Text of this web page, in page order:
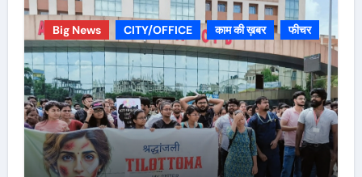
Big News CITY/OFFICE काम की ख़बर फीचर